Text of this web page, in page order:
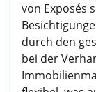
von Exposés
durch den
bei der